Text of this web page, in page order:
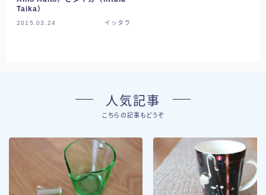
Taika）
2015.03.24 イッタラ
人気記事
こちらの記事もどうぞ